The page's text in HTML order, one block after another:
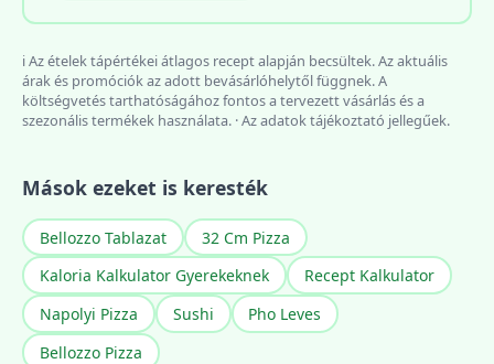
ℹ️ Az ételek tápértékei átlagos recept alapján becsültek. Az aktuális
árak és promóciók az adott bevásárlóhelytől függnek. A
költségvetés tarthatóságához fontos a tervezett vásárlás és a
szezonális termékek használata. · Az adatok tájékoztató jellegűek.
Mások ezeket is keresték
Bellozzo Tablazat
32 Cm Pizza
Kaloria Kalkulator Gyerekeknek
Recept Kalkulator
Napolyi Pizza
Sushi
Pho Leves
Bellozzo Pizza